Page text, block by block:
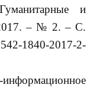
и
– № 2. – С.
1840-2017-2-
информационное